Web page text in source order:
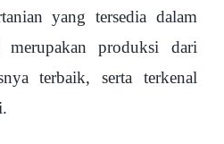
yang tersedia dalam
produksi dari
terbaik, serta terkenal